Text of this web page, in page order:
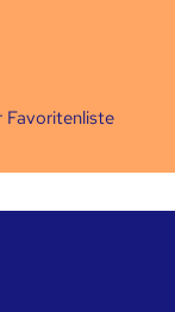
Favoritenliste